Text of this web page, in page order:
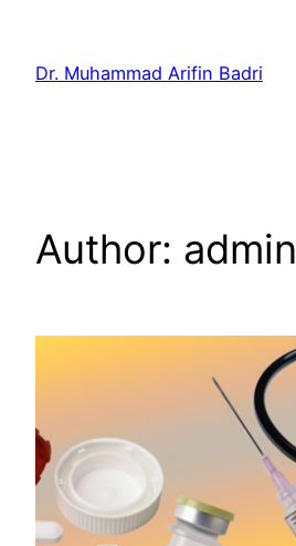
content
Dr. Muhammad Arifin Badri
Author: admin